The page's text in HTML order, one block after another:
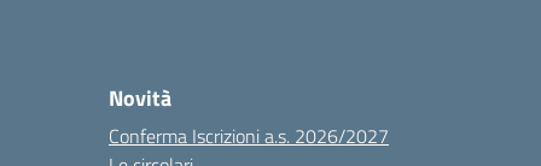
Novità
Conferma Iscrizioni a.s. 2026/2027